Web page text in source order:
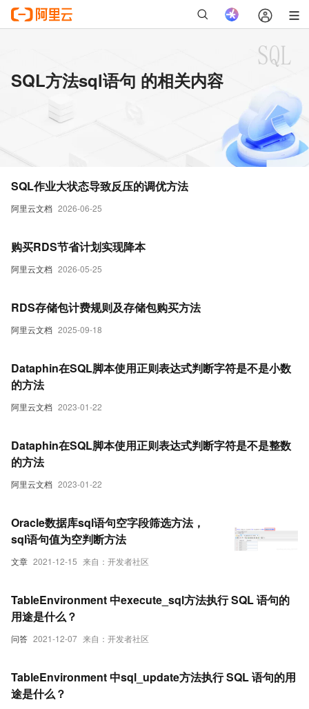
SQL方法sql语句 的相关内容
阿里云文档 2026-06-25
SQL作业大状态导致反压的调优方法
阿里云文档 2026-05-25
购买RDS节省计划实现降本
阿里云文档 2025-09-18
RDS存储包计费规则及存储包购买方法
阿里云文档 2023-01-22
Dataphin在SQL脚本使用正则表达式判断字符是不是小数
的方法
阿里云文档 2023-01-22
Dataphin在SQL脚本使用正则表达式判断字符是不是整数
的方法
文章 2021-12-15 来自：开发者社区
Oracle数据库sql语句空字段筛选方法，
sql语句值为空判断方法
问答 2021-12-07 来自：开发者社区
TableEnvironment 中execute_sql方法执行 SQL 语句的
用途是什么？
TableEnvironment 中sql_update方法执行 SQL 语句的用
途是什么？